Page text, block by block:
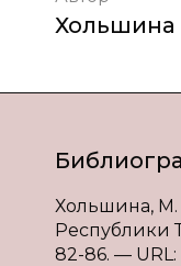
Хольшина
Хольшина, М.
Республики
82-86. —